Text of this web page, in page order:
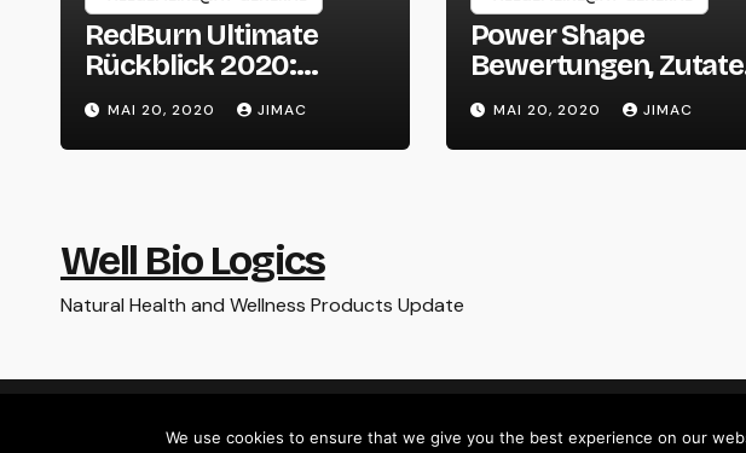
RedBurn Ultimate
Rückblick 2020:
Funktioniert es
wirklich?
MAI 20, 2020 JIMAC
Power Shape
Bewertungen,
und Preis
MAI 20, 2020 JIMAC
Well Bio Logics
Natural Health and Wellness Products Update
Proudly powered by WordPress | Theme: Newsup by Themeansar
We use cookies to ensure that we give you the best experience on our